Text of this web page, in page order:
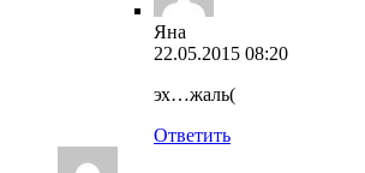
Яна
22.05.2015 08:20
эх…жаль(
Ответить